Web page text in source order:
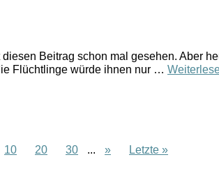
Beitrag schon mal gesehen. Aber
Flüchtlinge würde ihnen nur …
10 20 30 ... » Letzte »